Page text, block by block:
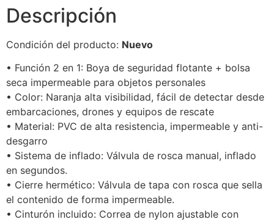
Descripción
Condición del producto: Nuevo
• Función 2 en 1: Boya de seguridad flotante + bolsa
seca impermeable para objetos personales
• Color: Naranja alta visibilidad, fácil de detectar desde
embarcaciones, drones y equipos de rescate
• Material: PVC de alta resistencia, impermeable y anti-
desgarro
• Sistema de inflado: Válvula de rosca manual, inflado
en segundos.
• Cierre hermético: Válvula de tapa con rosca que sella
el contenido de forma impermeable.
• Cinturón incluido: Correa de nylon ajustable con